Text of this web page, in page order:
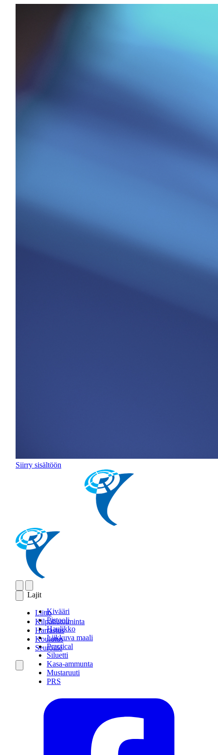
Siirry sisältöön
Lajit
Kivääri
Pistooli
Haulikko
Liikkuva maali
Practical
Siluetti
Kasa-ammunta
Mustaruuti
PRS
Liitto
Kilpailutoiminta
Harrastus
Koulutus
Seuroille